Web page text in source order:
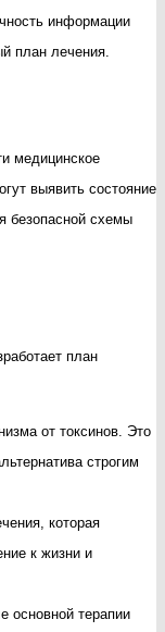
информации
план лечения.
медицинское
выявить состояние
безопасной схемы
план
от токсинов. Это
строгим
которая
к жизни и
основной терапии